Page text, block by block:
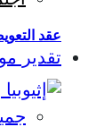
تقدير
عقد